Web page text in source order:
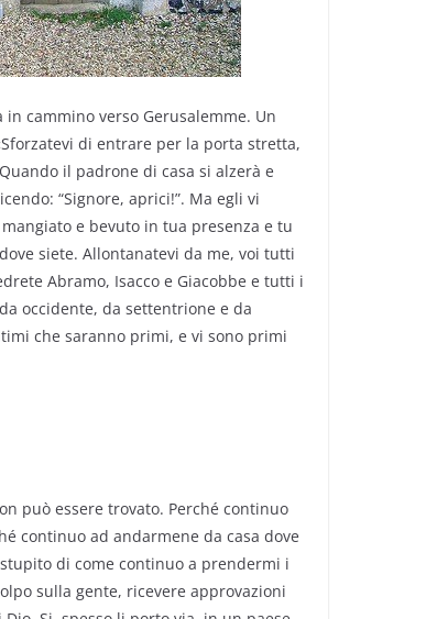
cammino verso Gerusalemme. Un
di entrare per la porta stretta,
il padrone di casa si alzerà e
“Signore, aprici!”. Ma egli vi
e bevuto in tua presenza e tu
siete. Allontanatevi da me, voi tutti
Abramo, Isacco e Giacobbe e tutti i
occidente, da settentrione e da
che saranno primi, e vi sono primi
può essere trovato. Perché continuo
continuo ad andarmene da casa dove
di come continuo a prendermi i
sulla gente, ricevere approvazioni